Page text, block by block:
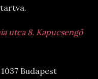
utca 8. Kapucsengő
Budapest